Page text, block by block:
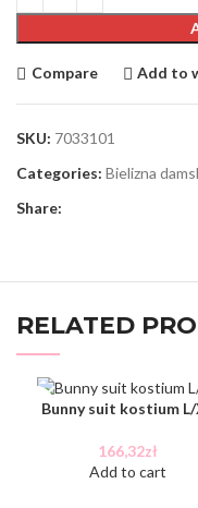
Compare Add to
SKU: 7033101
Categories: Bielizna
Share:
RELATED
Bunny suit kostium L/
166,32zł
Add to cart